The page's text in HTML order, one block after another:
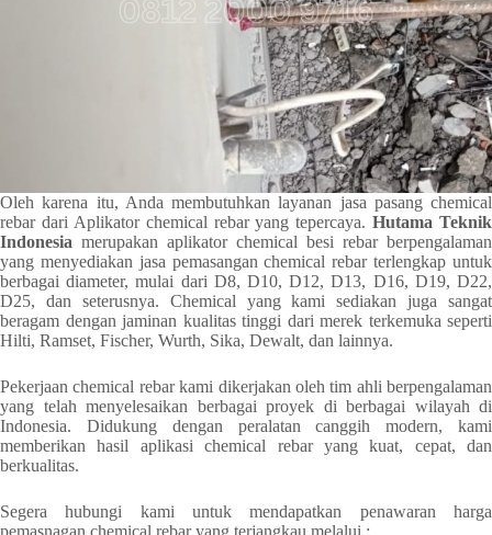
Oleh karena itu, Anda membutuhkan layanan jasa pasang chemical
rebar dari Aplikator chemical rebar yang tepercaya.Hutama Teknik
Indonesia merupakan aplikator chemical besi rebar berpengalaman
yang menyediakan jasa pemasangan chemical rebar terlengkap untuk
berbagai diameter, mulai dari D8, D10, D12, D13, D16, D19, D22,
D25, dan seterusnya. Chemical yang kami sediakan juga sangat
beragam dengan jaminan kualitas tinggi dari merek terkemuka seperti
Hilti, Ramset, Fischer, Wurth, Sika, Dewalt, dan lainnya.
Pekerjaan chemical rebar kami dikerjakan oleh tim ahli berpengalaman
yang telah menyelesaikan berbagai proyek di berbagai wilayah di
Indonesia. Didukung dengan peralatan canggih modern, kami
memberikan hasil aplikasi chemical rebar yang kuat, cepat, dan
berkualitas.
Segera hubungi kami untuk mendapatkan penawaran harga